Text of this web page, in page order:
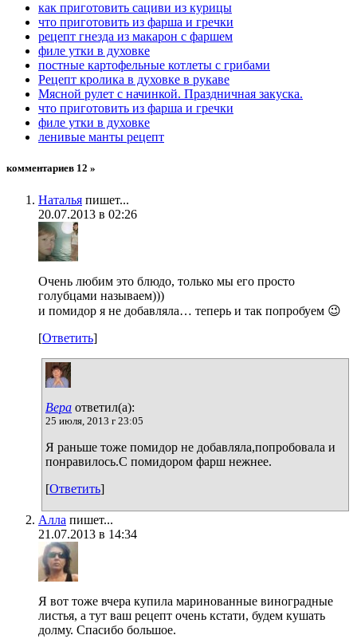
как приготовить сациви из курицы
что приготовить из фарша и гречки
рецепт гнезда из макарон с фаршем
филе утки в духовке
постные картофельные котлеты с грибами
Рецепт кролика в духовке в рукаве
Мясной рулет с начинкой. Праздничная закуска.
что приготовить из фарша и гречки
филе утки в духовке
ленивые манты рецепт
комментариев 12 »
Наталья пишет...
20.07.2013 в 02:26
Очень любим это блюдо, только мы его просто
голубцами называем)))
и помидор я не добавляла… теперь и так попробуем 😉
[Ответить]
Вера ответил(а):
25 июля, 2013 г 23:05
Я раньше тоже помидор не добавляла,попробовала и
понравилось.С помидором фарш нежнее.
[Ответить]
Алла пишет...
21.07.2013 в 14:34
Я вот тоже вчера купила маринованные виноградные
листья, а тут ваш рецепт очень кстати, будем кушать
долму. Спасибо большое.